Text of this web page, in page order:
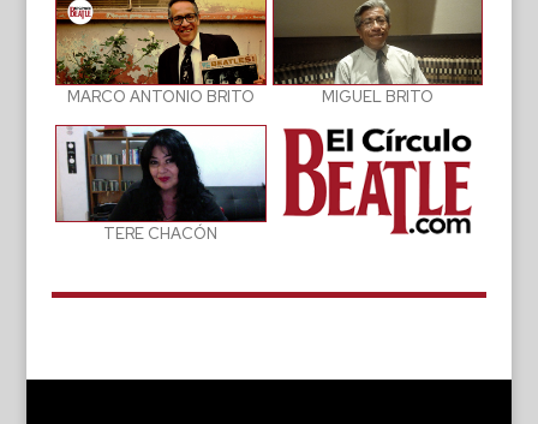
MARCO ANTONIO BRITO MIGUEL BRITO
TERE CHACÓN